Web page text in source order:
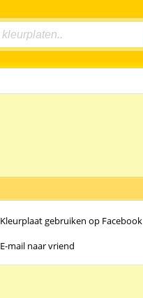
Kleurplaat gebruiken op Facebook
E-mail naar vriend